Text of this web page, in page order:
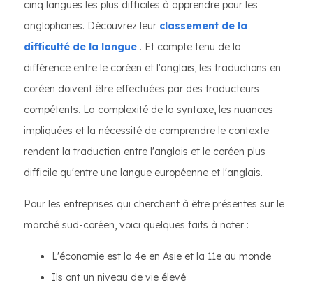
cinq langues les plus difficiles à apprendre pour les
anglophones. Découvrez leur classement de la
difficulté de la langue . Et compte tenu de la
différence entre le coréen et l'anglais, les traductions en
coréen doivent être effectuées par des traducteurs
compétents. La complexité de la syntaxe, les nuances
impliquées et la nécessité de comprendre le contexte
rendent la traduction entre l'anglais et le coréen plus
difficile qu'entre une langue européenne et l'anglais.
Pour les entreprises qui cherchent à être présentes sur le
marché sud-coréen, voici quelques faits à noter :
L'économie est la 4e en Asie et la 11e au monde
Ils ont un niveau de vie élevé